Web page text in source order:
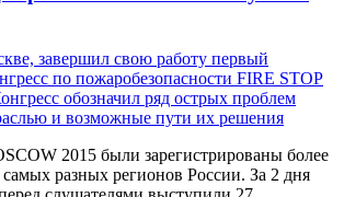
2015 были зарегистрированы более
самых разных регионов России. За 2 дня